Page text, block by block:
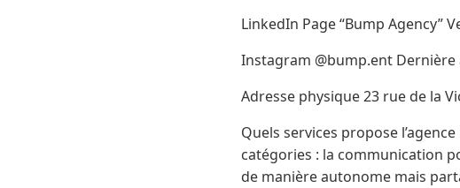
LinkedIn Page “Bump Agency”
Instagram @bump.ent
Adresse physique 23 rue de la
Quels services propose
catégories : la communication
de manière autonome mais